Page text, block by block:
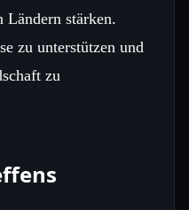
Ländern stärken.
zu unterstützen und
zu